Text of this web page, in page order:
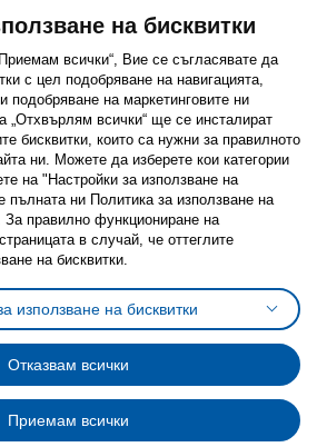
PinterestInstagram
на бисквитки (Cookies)
за използване на бисквитки
ikea.bgОбща политика за личните данни
на личните данни на ikea.bg
на програма IKEA Family
лични данни на програма IKEA Family
на бисквитки
всички“, Вие се съгласявате да
с цел подобряване на навигацията,
подобряване на маркетинговите ни
„Отхвърлям всички“ ще се инсталират
бисквитки, които са нужни за правилното
ни. Можете да изберете кои категории
на "Настройки за използване на
пълната ни Политика за използване на
За правилно функциониране на
в случай, че оттеглите
на бисквитки.
използване на бисквитки
Отказвам всички
Приемам всички